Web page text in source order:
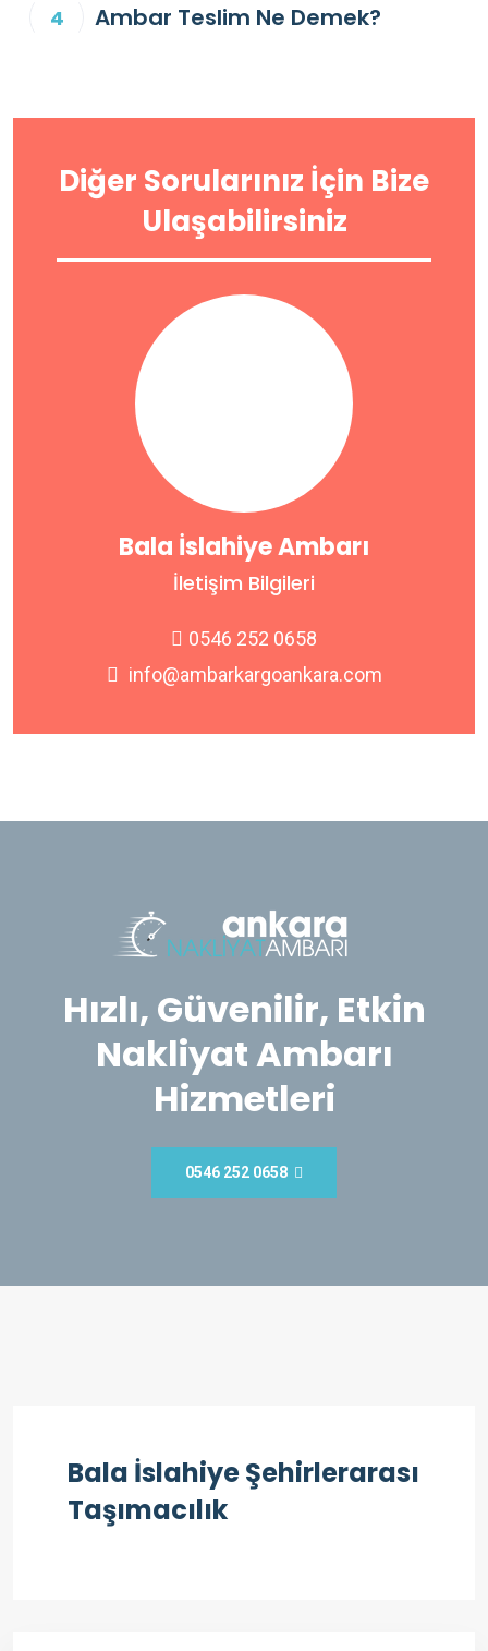
Ambar Teslim Ne Demek?
Diğer Sorularınız İçin Bize
Ulaşabilirsiniz
Bala İslahiye Ambarı
İletişim Bilgileri
0546 252 0658
info@ambarkargoankara.com
Hızlı, Güvenilir, Etkin
Nakliyat Ambarı
Hizmetleri
0546 252 0658
Bala İslahiye Şehirlerarası
Taşımacılık